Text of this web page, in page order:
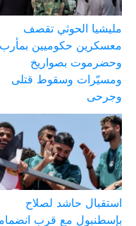
مليشيا الحوثي تقصف
معسكرين حكوميين بمأرب
وحضرموت بصواريخ
ومسيّرات وسقوط قتلى
وجرحى
استقبال حاشد لصلاح
بإسطنبول مع قرب